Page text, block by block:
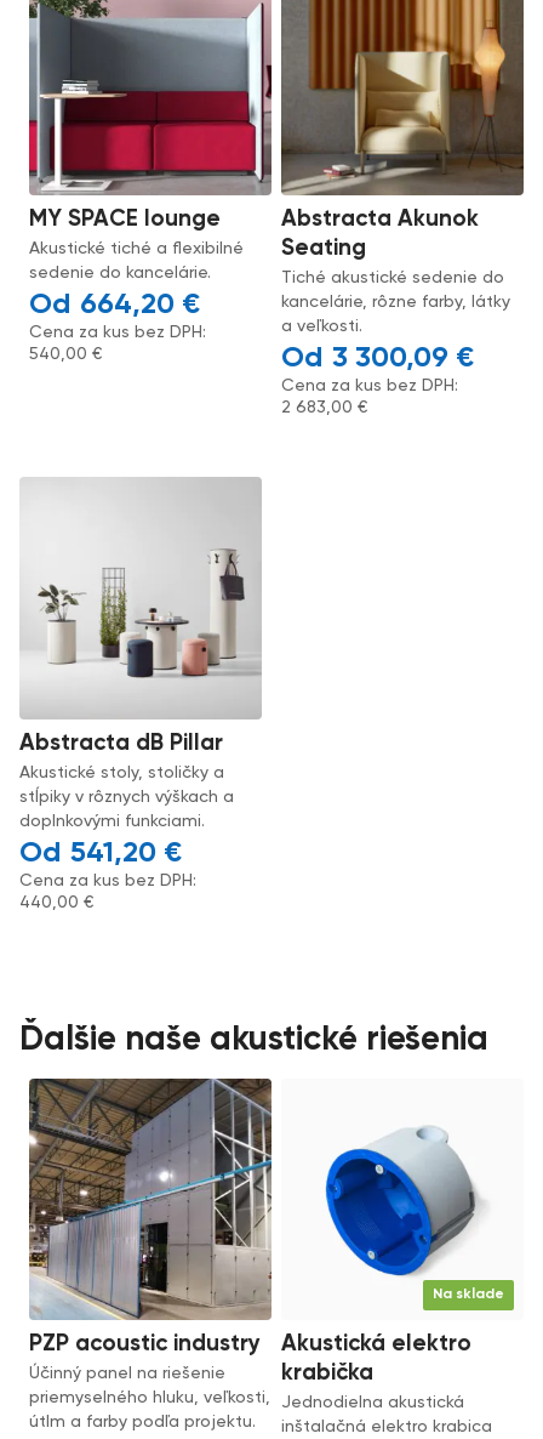
MY SPACE lounge
Akustické tiché a flexibilné
sedenie do kancelárie.
664,20 €
Cena za kus bez DPH:
540,00€
Abstracta Akunok
Seating
Tiché akustické sedenie do
kancelárie, rôzne farby, látky
a veľkosti.
3 300,09 €
Cena za kus bez DPH:
2 683,00€
Abstracta dB Pillar
Akustické stoly, stoličky a
stĺpiky v rôznych výškach a
doplnkovými funkciami.
541,20 €
Cena za kus bez DPH:
440,00 €
Ďalšie naše akustické riešenia
PZP acoustic industry
Účinný panel na riešenie
priemyselného hluku, veľkosti,
útlm a farby podľa projektu.
Na sklade
Akustická elektro
krabička
Jednodielna akustická
inštalačná elektro krabica